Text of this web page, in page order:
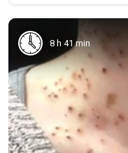
8 h 41 min